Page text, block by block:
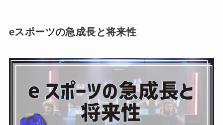
eスポーツの急成長と将来性